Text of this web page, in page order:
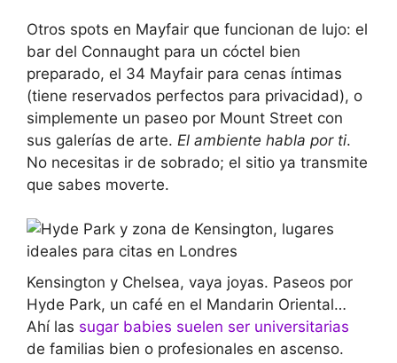
Otros spots en Mayfair que funcionan de lujo: el
bar del Connaught para un cóctel bien
preparado, el 34 Mayfair para cenas íntimas
(tiene reservados perfectos para privacidad), o
simplemente un paseo por Mount Street con
sus galerías de arte. El ambiente habla por ti.
No necesitas ir de sobrado; el sitio ya transmite
que sabes moverte.
Kensington y Chelsea, vaya joyas. Paseos por
Hyde Park, un café en el Mandarin Oriental…
Ahí las sugar babies suelen ser universitarias
de familias bien o profesionales en ascenso.